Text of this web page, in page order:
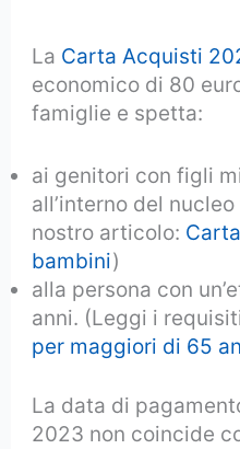
La Carta Acquisti
economico di 80
famiglie e spetta:
ai genitori con figli
all’interno del
nostro articolo:
bambini)
alla persona con
anni. (Leggi i
per maggiori di 65
La data di
2023 non coincide